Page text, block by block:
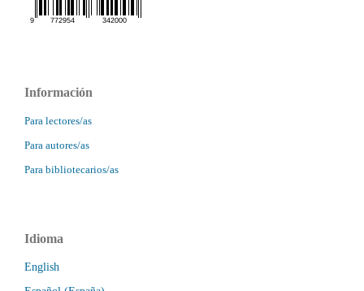
Información
Para lectores/as
Para autores/as
Para bibliotecarios/as
Idioma
English